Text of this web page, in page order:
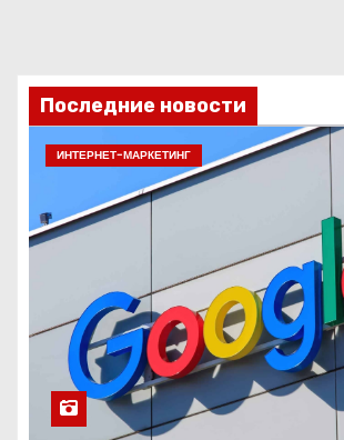
Последние новости
ИНТЕРНЕТ-МАРКЕТИНГ